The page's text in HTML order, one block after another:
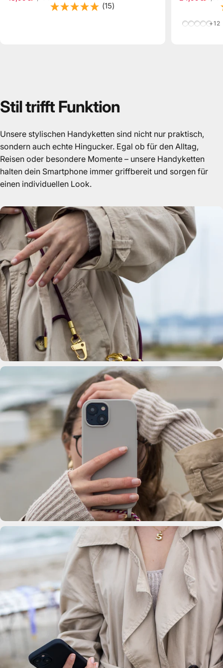
(15)
Zebra/
Leo/
Beige/
+12
StiltrifftFunktion
Unsere stylischen Handyketten sind nicht nur praktisch,
sondern auch echte Hingucker. Egal ob für den Alltag,
Reisen oder besondere Momente – unsere Handyketten
halten dein Smartphone immer griffbereit und sorgen für
einen individuellen Look.